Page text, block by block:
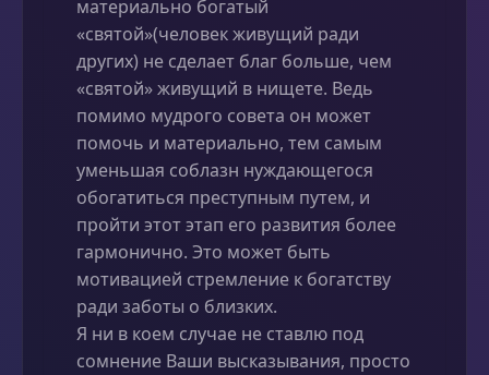
материально богатый
«святой»(человек живущий ради
других) не сделает благ больше, чем
«святой» живущий в нищете. Ведь
помимо мудрого совета он может
помочь и материально, тем самым
уменьшая соблазн нуждающегося
обогатиться преступным путем, и
пройти этот этап его развития более
гармонично. Это может быть
мотивацией стремление к богатству
ради заботы о близких.
Я ни в коем случае не ставлю под
сомнение Ваши высказывания, просто